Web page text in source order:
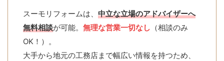
スーモリフォームは、 中立な立場のアドバイザーへ
無料相談が可能。 無理な営業一切なし （相談のみ
OK！）。
大手から地元の工務店まで幅広い情報を持つため、